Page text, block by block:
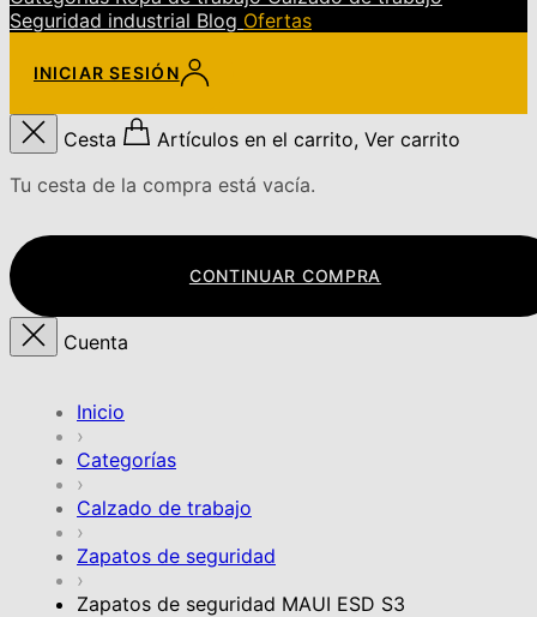
Seguridad industrial Blog Ofertas
INICIAR SESIÓN
Cesta
Artículos en el carrito, Ver carrito
Tu cesta de la compra está vacía.
CONTINUAR COMPRA
Cuenta
Inicio
›
Categorías
›
Calzado de trabajo
›
Zapatos de seguridad
›
Zapatos de seguridad MAUI ESD S3